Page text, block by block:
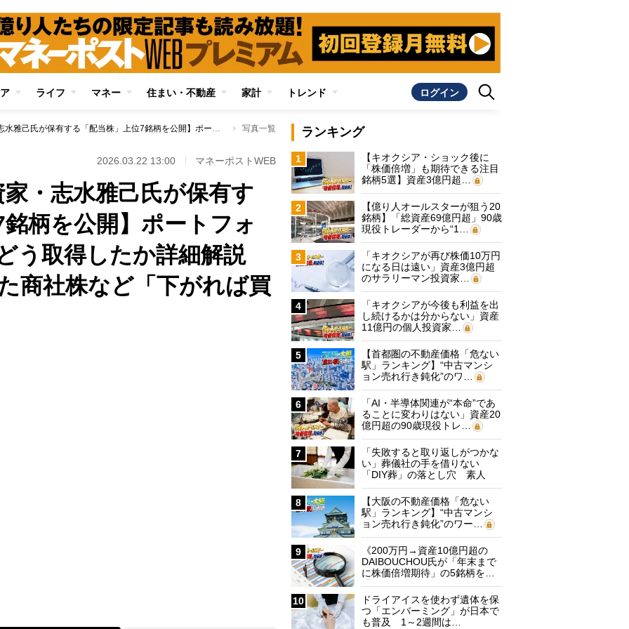
ライフ マネー 住まい・不動産 家計 トレンド ログイン
【資産7億円の投資家・志水雅己氏が保有する「配当株」上位7銘柄を公開】ポートフォリオの中核銘柄をどう取得したか詳細解説 テンバガーとなった商社株など「下がれば買う」が基本に 写真一覧
2026.03.22 13:00 マネーポストWEB
家・志水雅己氏が保有す
柄を公開】ポートフォ
う取得したか詳細解説
商社株など「下がれば買
ランキング
1
【キオクシア・ショック後に
「株価倍増」も期待できる注目
銘柄5選】資産3億円超…
2
【億り人オールスターが狙う20
銘柄】「総資産69億円超」90歳
現役トレーダーから“1…
3
「キオクシアが再び株価10万円
になる日は遠い」資産3億円超
のサラリーマン投資家…
4
「キオクシアが今後も利益を出
し続けるかは分からない」資産
11億円の個人投資家…
5
【首都圏の不動産価格「危ない
駅」ランキング】“中古マンシ
ョン売れ行き鈍化”のワ…
6
「AI・半導体関連が“本命”であ
ることに変わりはない」資産20
億円超の90歳現役トレ…
7
「失敗すると取り返しがつかな
い」葬儀社の手を借りない
「DIY葬」の落とし穴 素人
に…
8
【大阪の不動産価格「危ない
駅」ランキング】“中古マンシ
ョン売れ行き鈍化”のワー…
9
《200万円→資産10億円超の
DAIBOUCHOU氏が「年末まで
に株価倍増期待」の5銘柄を…
10
ドライアイスを使わず遺体を保
つ「エンバーミング」が日本で
も普及 1～2週間は…